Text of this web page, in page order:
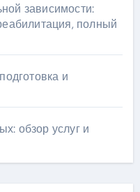
зависимости:
полный
и
обзор услуг и